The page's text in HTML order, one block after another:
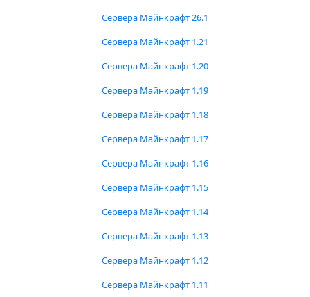
Сервера Майнкрафт 26.1
Сервера Майнкрафт 1.21
Сервера Майнкрафт 1.20
Сервера Майнкрафт 1.19
Сервера Майнкрафт 1.18
Сервера Майнкрафт 1.17
Сервера Майнкрафт 1.16
Сервера Майнкрафт 1.15
Сервера Майнкрафт 1.14
Сервера Майнкрафт 1.13
Сервера Майнкрафт 1.12
Сервера Майнкрафт 1.11